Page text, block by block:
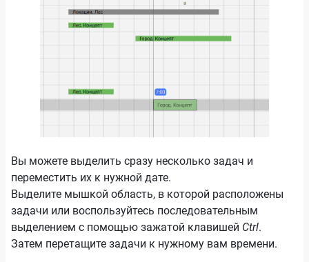
Вы можете выделить сразу несколько задач и
переместить их к нужной дате.
Выделите мышкой область, в которой расположены
задачи или воспользуйтесь последовательным
выделением с помощью зажатой клавишей Ctrl.
Затем перетащите задачи к нужному вам времени.